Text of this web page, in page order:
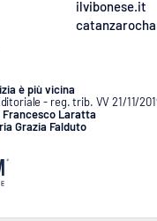
ilvibonese.it
è più vicina
- reg. trib. VV 21/11/
Francesco Laratta
Grazia Falduto